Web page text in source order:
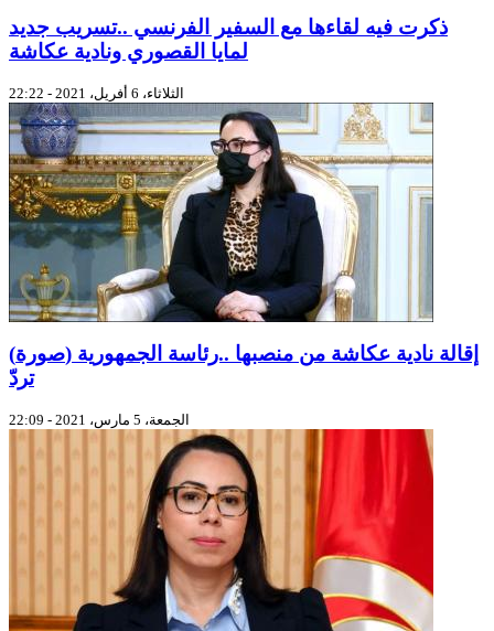
ذكرت فيه لقاءها مع السفير الفرنسي ..تسريب جديد
لمايا القصوري ونادية عكاشة
الثلاثاء، 6 أفريل، 2021 - 22:22
(صورة) إقالة نادية عكاشة من منصبها ..رئاسة الجمهورية
تردّ
الجمعة، 5 مارس، 2021 - 22:09